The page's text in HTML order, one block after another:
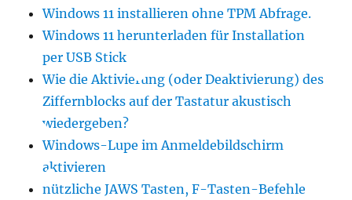
Windows 11 installieren ohne TPM Abfrage.
Windows 11 herunterladen für Installation
per USB Stick
Wie die Aktivierung (oder Deaktivierung) des
Ziffernblocks auf der Tastatur akustisch
wiedergeben?
Windows-Lupe im Anmeldebildschirm
aktivieren
nützliche JAWS Tasten, F-Tasten-Befehle